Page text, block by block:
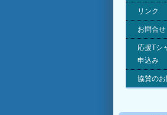
リンク
お問合せ
応援Tシ
申込み
協賛の